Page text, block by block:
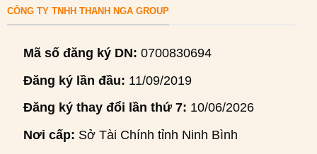
CÔNG TY TNHH THANH NGA GROUP
Mã số đăng ký DN: 0700830694
Đăng ký lần đầu: 11/09/2019
Đăng ký thay đổi lần thứ 7: 10/06/2026
Nơi cấp: Sở Tài Chính tỉnh Ninh Bình